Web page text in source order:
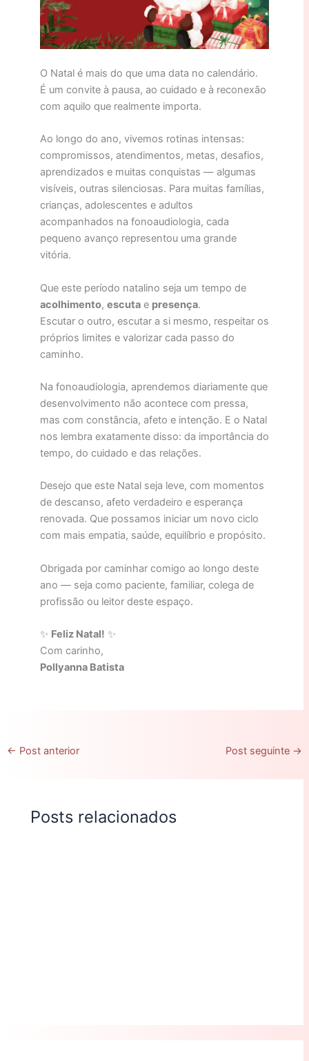
O Natal é mais do que uma data no calendário.
É um convite à pausa, ao cuidado e à reconexão
com aquilo que realmente importa.
Ao longo do ano, vivemos rotinas intensas:
compromissos, atendimentos, metas, desafios,
aprendizados e muitas conquistas — algumas
visíveis, outras silenciosas. Para muitas famílias,
crianças, adolescentes e adultos
acompanhados na fonoaudiologia, cada
pequeno avanço representou uma grande
vitória.
Que este período natalino seja um tempo de
acolhimento, escutae presença.
Escutar o outro, escutar a si mesmo, respeitar os
próprios limites e valorizar cada passo do
caminho.
Na fonoaudiologia, aprendemos diariamente que
desenvolvimento não acontece com pressa,
mas com constância, afeto e intenção. E o Natal
nos lembra exatamente disso: da importância do
tempo, do cuidado e das relações.
Desejo que este Natal seja leve, com momentos
de descanso, afeto verdadeiro e esperança
renovada. Que possamos iniciar um novo ciclo
com mais empatia, saúde, equilíbrio e propósito.
Obrigada por caminhar comigo ao longo deste
ano — seja como paciente, familiar, colega de
profissão ou leitor deste espaço.
✨ Feliz Natal! ✨
Com carinho,
Pollyanna Batista
← Post anterior Post seguinte →
Posts relacionados